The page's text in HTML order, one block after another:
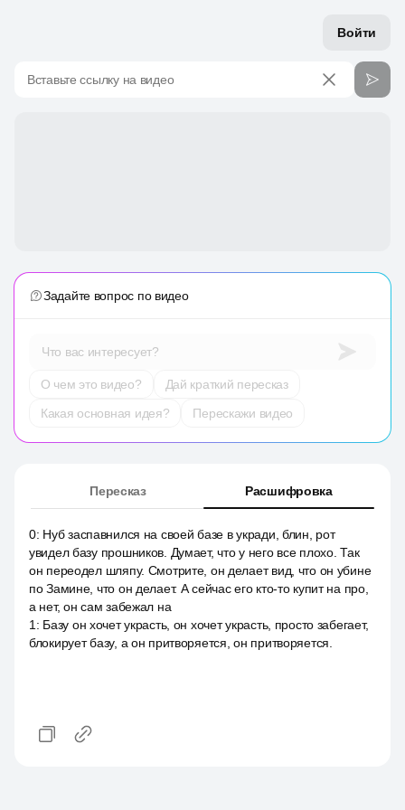
Войти
Вставьте ссылку на видео
Задайте вопрос по видео
Что вас интересует?
О чем это видео?
Дай краткий пересказ
Какая основная идея?
Перескажи видео
Пересказ Расшифровка
0: Нуб заспавнился на своей базе в укради, блин, рот
увидел базу прошников. Думает, что у него все плохо. Так
он переодел шляпу. Смотрите, он делает вид, что он убине
по Замине, что он делает. А сейчас его кто-то купит на про,
а нет, он сам забежал на
1 : Базу он хочет украсть, он хочет украсть, просто забегает,
блокирует базу, а он притворяется, он притворяется.